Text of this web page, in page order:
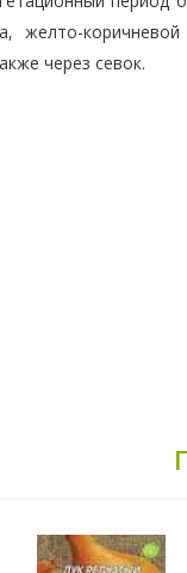
желто-
через севок.